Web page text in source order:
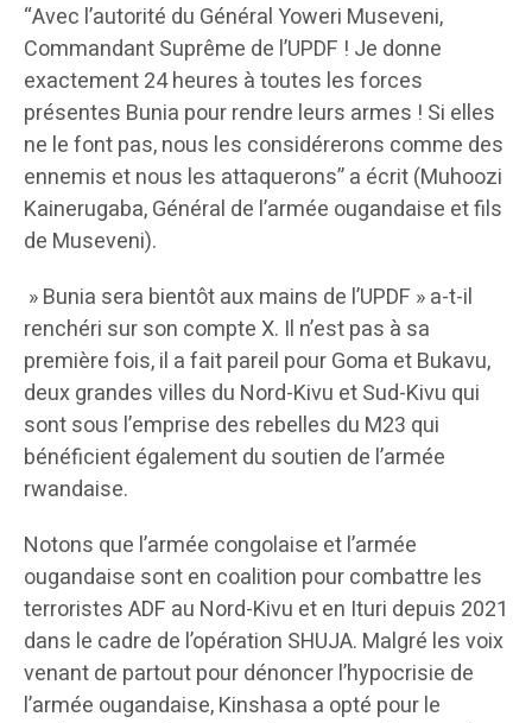
“Avec l’autorité du Général Yoweri Museveni,
Commandant Suprême de l’UPDF ! Je donne
exactement 24 heures à toutes les forces
présentes Bunia pour rendre leurs armes ! Si elles
ne le font pas, nous les considérerons comme des
ennemis et nous les attaquerons” a écrit (Muhoozi
Kainerugaba, Général de l’armée ougandaise et fils
de Museveni).
» Bunia sera bientôt aux mains de l’UPDF » a-t-il
renchéri sur son compte X. Il n’est pas à sa
première fois, il a fait pareil pour Goma et Bukavu,
deux grandes villes du Nord-Kivu et Sud-Kivu qui
sont sous l’emprise des rebelles du M23 qui
bénéficient également du soutien de l’armée
rwandaise.
Notons que l’armée congolaise et l’armée
ougandaise sont en coalition pour combattre les
terroristes ADF au Nord-Kivu et en Ituri depuis 2021
dans le cadre de l’opération SHUJA. Malgré les voix
venant de partout pour dénoncer l’hypocrisie de
l’armée ougandaise, Kinshasa a opté pour le